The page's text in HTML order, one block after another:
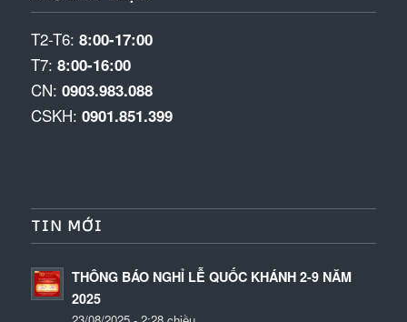
T2-T6: 8:00-17:00
T7: 8:00-16:00
CN: 0903.983.088
CSKH: 0901.851.399
TIN MỚI
THÔNG BÁO NGHỈ LỄ QUỐC KHÁNH 2-9 NĂM
2025